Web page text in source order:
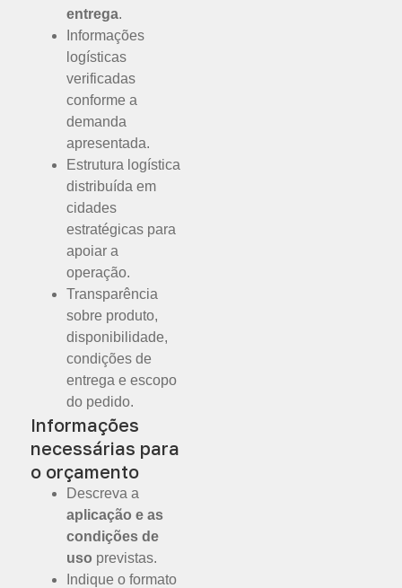
entrega.
Informações
logísticas
verificadas
conforme a
demanda
apresentada.
Estrutura logística
distribuída em
cidades
estratégicas para
apoiar a
operação.
Transparência
sobre produto,
disponibilidade,
condições de
entrega e escopo
do pedido.
Informações
necessárias para
o orçamento
Descreva a
aplicação e as
condições de
uso previstas.
Indique o formato